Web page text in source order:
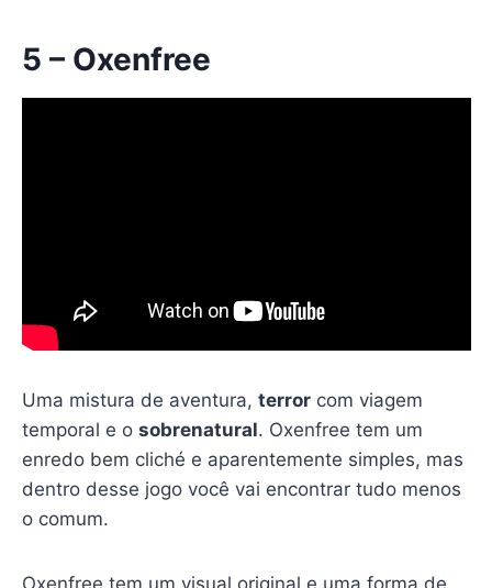
5 – Oxenfree
Uma mistura de aventura, terrorcom viagem
temporal e o sobrenatural. Oxenfree tem um
enredo bem cliché e aparentemente simples, mas
dentro desse jogo você vai encontrar tudo menos
o comum.